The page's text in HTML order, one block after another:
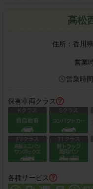
高松
住所： 香川
営業
営業時
保有車両クラス
各種サービス